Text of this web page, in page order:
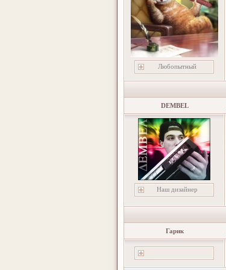
Любопытный
DEMBEL
Наш дизайнер
Гарик